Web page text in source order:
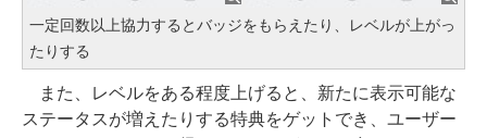
一定回数以上協力するとバッジをもらえたり、レベルが上がっ
たりする
また、レベルをある程度上げると、新たに表示可能な
ステータスが増えたりする特典をゲットでき、ユーザー